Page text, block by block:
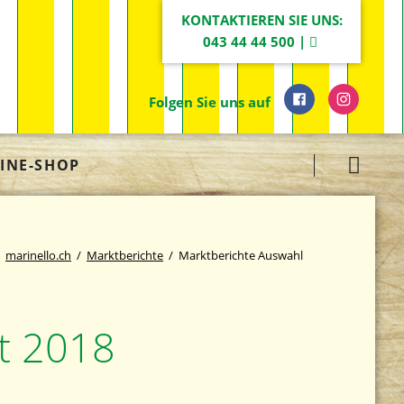
KONTAKTIEREN SIE UNS:
043 44 44 500 |
Folgen Sie uns auf
Navigation
überspringen
SHOP
marinello.ch Marktberichte Marktberichte Auswahl
2018